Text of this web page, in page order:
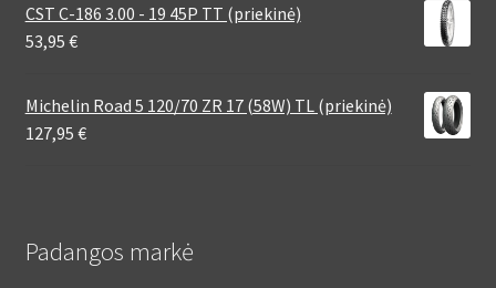
CST C-186 3.00 - 19 45P TT (priekinė)
53,95 €
Michelin Road 5 120/70 ZR 17 (58W) TL (priekinė)
127,95 €
Padangos markė